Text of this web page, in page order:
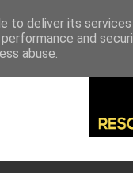
to deliver its
and
abuse.